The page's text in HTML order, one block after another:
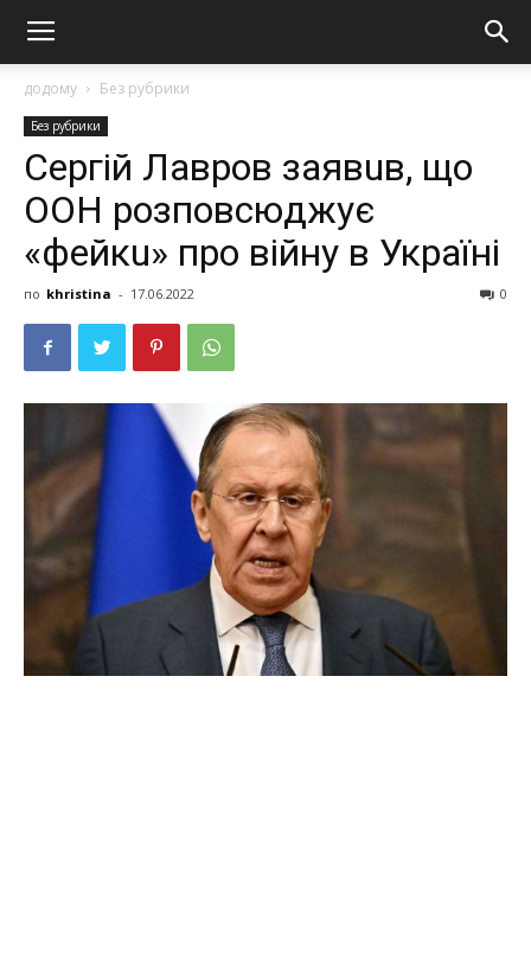
додому Без рубрики
Без рубрики
Сepгiй Лaвpoв зaявuв, щo
ООН poзпoвcюджує
«фeйкu» пpo вiйну в Укpaїнi
по khristina - 17.06.2022 0